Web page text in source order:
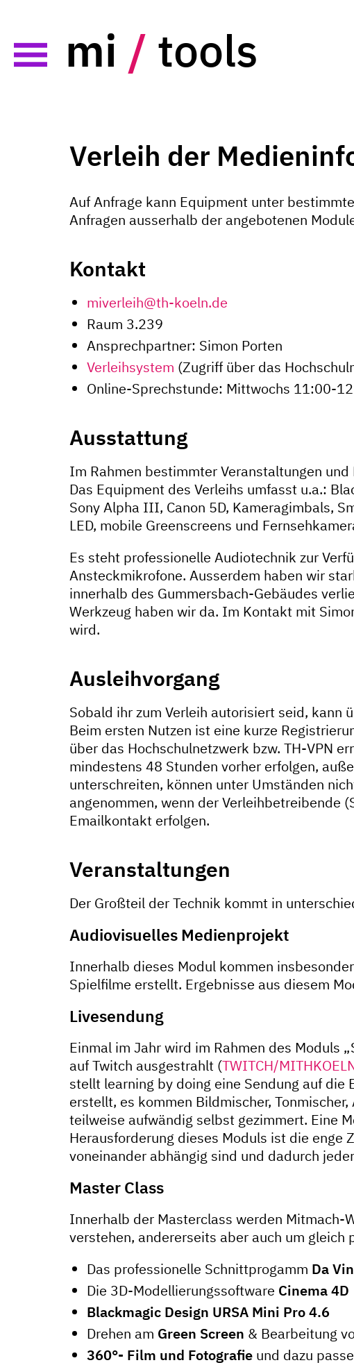
mi / tools
Verleih der
Auf Anfrage kann Equipment unter
Anfragen ausserhalb der angebotenen
Kontakt
miverleih@th-koeln.de
Raum 3.239
Ansprechpartner: Simon Porten
Verleihsystem (Zugriff über das
Online-Sprechstunde: Mittwochs 11:00-
Ausstattung
Im Rahmen bestimmter Veranstaltungen
Das Equipment des Verleihs umfasst u.a.:
Sony Alpha III, Canon 5D, Kameragimbals,
LED, mobile Greenscreens und
Es steht professionelle Audiotechnik zur
Ansteckmikrofone. Ausserdem haben wir
innerhalb des Gummersbach-Gebäudes
Werkzeug haben wir da. Im Kontakt mit
wird.
Ausleihvorgang
Sobald ihr zum Verleih autorisiert seid, kann
Beim ersten Nutzen ist eine kurze
über das Hochschulnetzwerk bzw. TH-VPN
mindestens 48 Stunden vorher erfolgen,
unterschreiten, können unter Umständen
angenommen, wenn der Verleihbetreibende
Emailkontakt erfolgen.
Veranstaltungen
Der Großteil der Technik kommt in
Audiovisuelles Medienprojekt
Innerhalb dieses Modul kommen
Spielfilme erstellt. Ergebnisse aus diesem
Livesendung
Einmal im Jahr wird im Rahmen des Moduls
auf Twitch ausgestrahlt (TWITCH/
stellt learning by doing eine Sendung auf
erstellt, es kommen Bildmischer,
teilweise aufwändig selbst gezimmert. Eine
Herausforderung dieses Moduls ist die
voneinander abhängig sind und dadurch
Master Class
Innerhalb der Masterclass werden Mitmach-
verstehen, andererseits aber auch um
Das professionelle Schnittprogamm Da
Die 3D-Modellierungssoftware Cinema 4D
Blackmagic Design URSA Mini Pro 4.6
Drehen am Green Screen & Bearbeitung
360°- Film und Fotografie und dazu